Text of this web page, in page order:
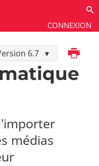
CONNEXION
6.7Imprimer
automatisés
médias